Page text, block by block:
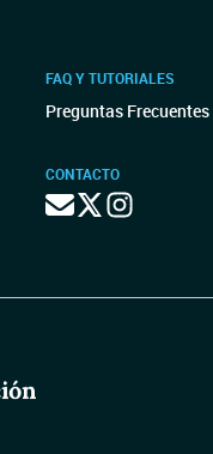
FAQ Y TUTORIALES
Preguntas Frecuentes
CONTACTO